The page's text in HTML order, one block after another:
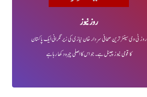
روز نیوز
روز ٹی وی سینئر ترین صحافی سردار خان نیازی کی زیر نگرانی ایک پاکستان
کا قومی نیوز چینل ہے۔ جو اس کا اصلی چہرہ دکھا رہا ہے